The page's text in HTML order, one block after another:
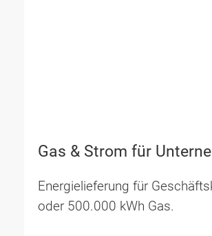
Gas & Strom für
Energielieferung für
oder 500.000 kWh Gas.